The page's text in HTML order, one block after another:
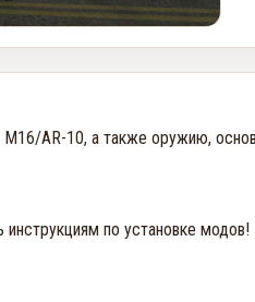
AR-10, а также оружию,
по установке модов!